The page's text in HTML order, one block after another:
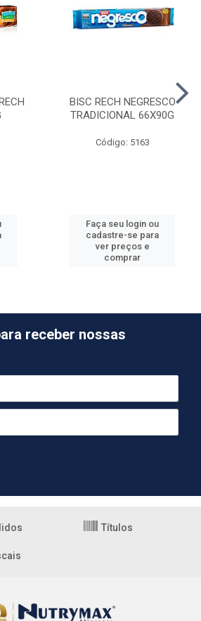
BISC RECH NEGRESCO
TRADICIONAL 66X90G
Código: 5163
Faça seu login ou
cadastre-se para
ver preços e
comprar
receber nossas
Títulos